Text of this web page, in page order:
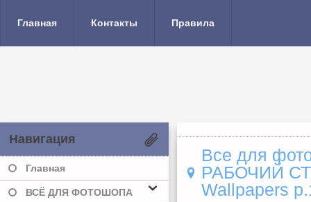
Главная Контакты Правила
Навигация
Главная
ВСЁ ДЛЯ ФОТОШОПА
Все для
РАБОЧИЙ
Wallpapers